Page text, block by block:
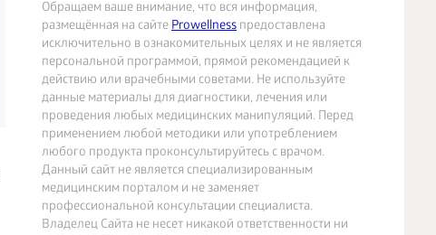
Обращаем ваше внимание, что вся информация,
размещённая на сайтеProwellnessпредоставлена
исключительно в ознакомительных целях и не является
персональной программой, прямой рекомендацией к
действию или врачебными советами. Не используйте
данные материалы для диагностики, лечения или
проведения любых медицинских манипуляций. Перед
применением любой методики или употреблением
любого продукта проконсультируйтесь с врачом.
Данный сайт не является специализированным
медицинским порталом и не заменяет
профессиональной консультации специалиста.
Владелец Сайта не несет никакой ответственности ни